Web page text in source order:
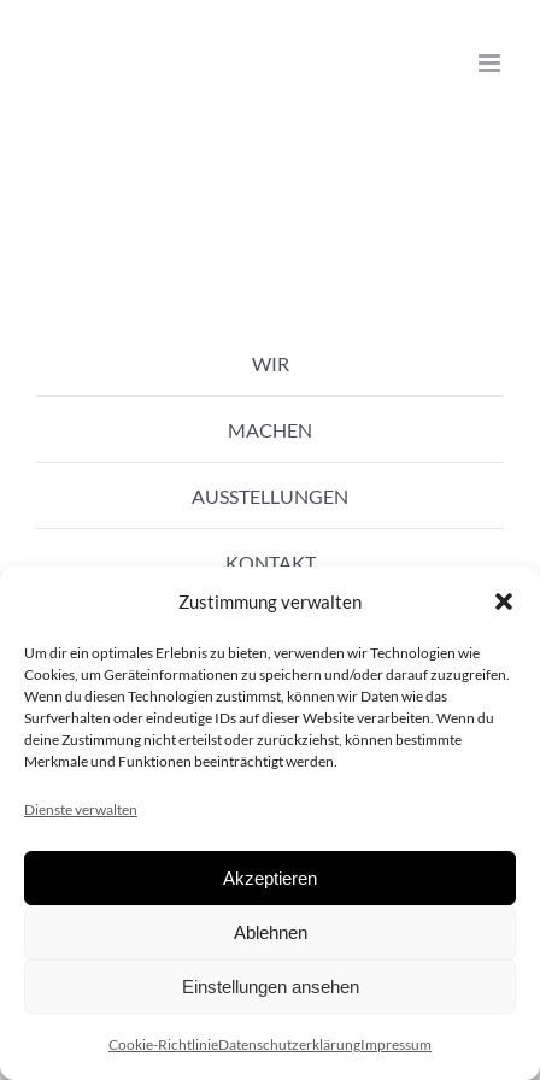
Zustimmung verwalten
Um dir ein optimales Erlebnis zu bieten, verwenden wir Technologien wie
Cookies, um Geräteinformationen zu speichern und/oder darauf zuzugreifen.
Wenn du diesen Technologien zustimmst, können wir Daten wie das
Surfverhalten oder eindeutige IDs auf dieser Website verarbeiten. Wenn du
deine Zustimmung nicht erteilst oder zurückziehst, können bestimmte
Merkmale und Funktionen beeinträchtigt werden.
Dienste verwalten
Akzeptieren
Ablehnen
Einstellungen ansehen
Cookie-RichtlinieDatenschutzerklärungImpressum
WIR
MACHEN
AUSSTELLUNGEN
KONTAKT
Copyright 2020 dieSCHAUsteller.at |Datenschützerklärung|
| Design:www.ARGEntur.at